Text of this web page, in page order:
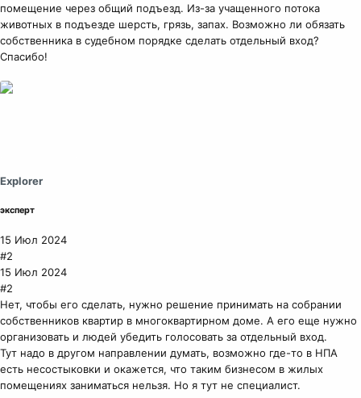
помещение через общий подъезд. Из-за учащенного потока
животных в подъезде шерсть, грязь, запах. Возможно ли обязать
собственника в судебном порядке сделать отдельный вход?
Спасибо!
Explorer
эксперт
15 Июл 2024
#2
15 Июл 2024
#2
Нет, чтобы его сделать, нужно решение принимать на собрании
собственников квартир в многоквартирном доме. А его еще нужно
организовать и людей убедить голосовать за отдельный вход.
Тут надо в другом направлении думать, возможно где-то в НПА
есть несостыковки и окажется, что таким бизнесом в жилых
помещениях заниматься нельзя. Но я тут не специалист.